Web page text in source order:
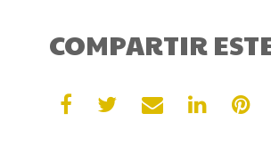
COMPARTIR